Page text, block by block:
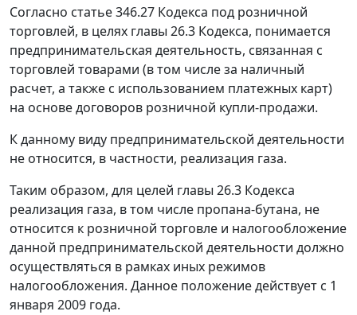
Согласно статье 346.27 Кодекса под розничной
торговлей, в целях главы 26.3 Кодекса, понимается
предпринимательская деятельность, связанная с
торговлей товарами (в том числе за наличный
расчет, а также с использованием платежных карт)
на основе договоров розничной купли-продажи.
К данному виду предпринимательской деятельности
не относится, в частности, реализация газа.
Таким образом, для целей главы 26.3 Кодекса
реализация газа, в том числе пропана-бутана, не
относится к розничной торговле и налогообложение
данной предпринимательской деятельности должно
осуществляться в рамках иных режимов
налогообложения. Данное положение действует с 1
января 2009 года.